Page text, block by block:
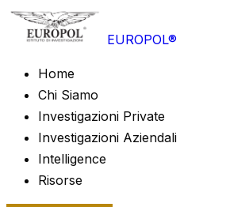
EUROPOL®
Home
Chi Siamo
Investigazioni Private
Investigazioni Aziendali
Intelligence
Risorse